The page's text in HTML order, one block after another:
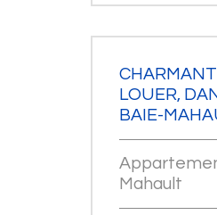
LOUER,
BAIE-
Mahault